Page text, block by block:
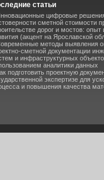
статьи
цифровые
сметной стоимости
дорог и мостов: опыт
(акцент на Ярославской
методы выявления
сметной документации
и инфраструктурных
аналитики данных
подготовить проектную
экспертизе для
и повышения качества